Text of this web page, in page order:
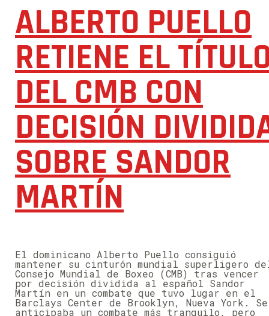
ALBERTO PUELLO
RETIENE EL
DEL CMB CON
DECISIÓN
SOBRE SANDOR
MARTÍN
El dominicano Alberto Puello consiguió
mantener su cinturón mundial superligero
Consejo Mundial de Boxeo (CMB) tras vencer
por decisión dividida al español Sandor
Martín en un combate que tuvo lugar en el
Barclays Center de Brooklyn, Nueva York. Se
anticipaba un combate más tranquilo, pero